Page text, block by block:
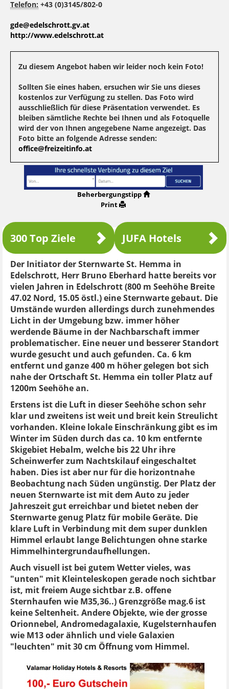
Telefon: +43 (0)3145/802-0
gde@edelschrott.gv.at
http://www.edelschrott.at
Zu diesem Angebot haben wir leider noch kein Foto!
Sollten Sie eines haben, ersuchen wir Sie uns dieses
kostenlos zur Verfügung zu stellen. Das Foto wird
ausschließlich für diese Präsentation verwendet. Es
bleiben sämtliche Rechte bei Ihnen und als Fotoquelle
wird der von Ihnen angegebene Name angezeigt. Das
Foto bitte an folgende Adresse senden:
office@freizeitinfo.at
Beherbergungstipp
Print
300 Top Ziele JUFA Hotels
Der Initiator der Sternwarte St. Hemma in
Edelschrott, Herr Bruno Eberhard hatte bereits vor
vielen Jahren in Edelschrott (800 m Seehöhe Breite
47.02 Nord, 15.05 östl.) eine Sternwarte gebaut. Die
Umstände wurden allerdings durch zunehmendes
Licht in der Umgebung bzw. immer höher
werdende Bäume in der Nachbarschaft immer
problematischer. Eine neuer und besserer Standort
wurde gesucht und auch gefunden. Ca. 6 km
entfernt und ganze 400 m höher gelegen bot sich
nahe der Ortschaft St. Hemma ein toller Platz auf
1200m Seehöhe an.
Erstens ist die Luft in dieser Seehöhe schon sehr
klar und zweitens ist weit und breit kein Streulicht
vorhanden. Kleine lokale Einschränkung gibt es im
Winter im Süden durch das ca. 10 km entfernte
Skigebiet Hebalm, welche bis 22 Uhr ihre
Scheinwerfer zum Nachtskilauf eingeschaltet
haben. Dies ist aber nur für die horizontnahe
Beobachtung nach Süden ungünstig. Der Platz der
neuen Sternwarte ist mit dem Auto zu jeder
Jahreszeit gut erreichbar und bietet neben der
Sternwarte genug Platz für mobile Geräte. Die
klare Luft in Verbindung mit dem super dunklen
Himmel erlaubt lange Belichtungen ohne starke
Himmelhintergrundaufhellungen.
Auch visuell ist bei gutem Wetter vieles, was
"unten" mit Kleinteleskopen gerade noch sichtbar
ist, mit freiem Auge sichtbar z.B. offene
Sternhaufen wie M35,36..) Grenzgröße mag.6 ist
keine Seltenheit. Andere Objekte, wie der grosse
Orionnebel, Andromedagalaxie, Kugelsternhaufen
wie M13 oder ähnlich und viele Galaxien
"leuchten" mit 30 cm Öffnung vom Himmel.